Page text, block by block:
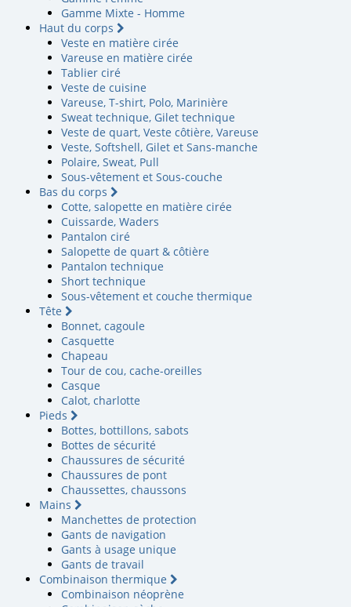
Gamme Mixte - Homme
Haut du corps
Veste en matière cirée
Vareuse en matière cirée
Tablier ciré
Veste de cuisine
Vareuse, T-shirt, Polo, Marinière
Sweat technique, Gilet technique
Veste de quart, Veste côtière, Vareuse
Veste, Softshell, Gilet et Sans-manche
Polaire, Sweat, Pull
Sous-vêtement et Sous-couche
Bas du corps
Cotte, salopette en matière cirée
Cuissarde, Waders
Pantalon ciré
Salopette de quart & côtière
Pantalon technique
Short technique
Sous-vêtement et couche thermique
Tête
Bonnet, cagoule
Casquette
Chapeau
Tour de cou, cache-oreilles
Casque
Calot, charlotte
Pieds
Bottes, bottillons, sabots
Bottes de sécurité
Chaussures de sécurité
Chaussures de pont
Chaussettes, chaussons
Mains
Manchettes de protection
Gants de navigation
Gants à usage unique
Gants de travail
Combinaison thermique
Combinaison néoprène